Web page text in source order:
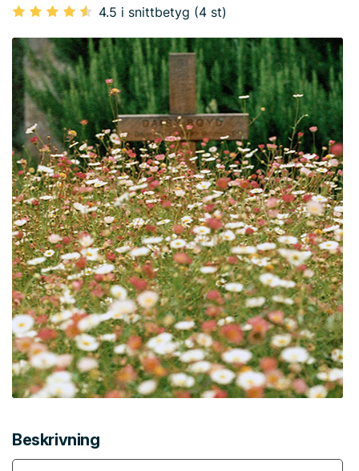
4.5 i snittbetyg (4 st)
Beskrivning